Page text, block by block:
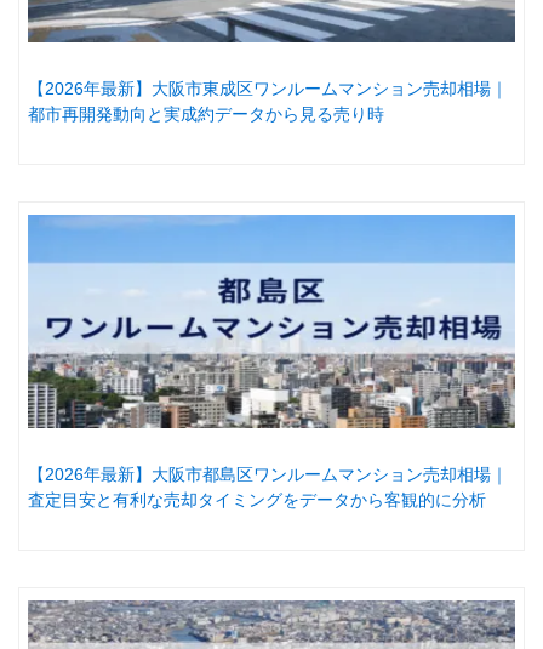
【2026年最新】大阪市東成区ワンルームマンション売却相場｜
都市再開発動向と実成約データから見る売り時
【2026年最新】大阪市都島区ワンルームマンション売却相場｜
査定目安と有利な売却タイミングをデータから客観的に分析